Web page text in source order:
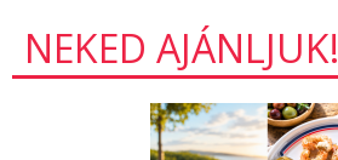
NEKED AJÁNLJUK!